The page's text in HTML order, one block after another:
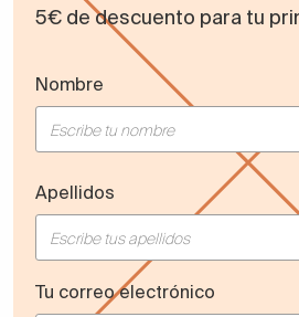
5€ de descuento para tu
Nombre
Apellidos
Tu correo electrónico